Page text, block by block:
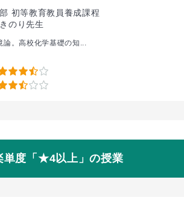
初等教育教員養成課程
のり先生
論。高校化学基礎の知...
単度「★4以上」の授業